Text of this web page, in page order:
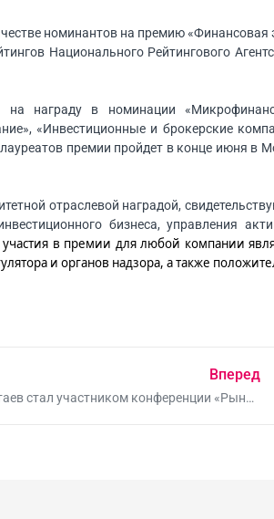
номинантов на премию «Финансовая
Национального Рейтингового
награду в номинации
«Инвестиционные и брокерские
премии пройдет в конце июня в
отраслевой наградой,
бизнеса, управления
в премии для любой компании
и органов надзора, а также
Вперед
стал участником конференции «Рынок